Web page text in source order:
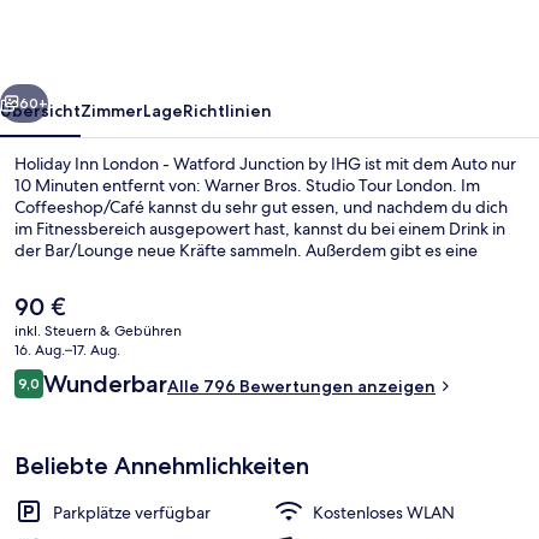
by
IHG
Weiter
60+
ÜbersichtZimmerLageRichtlinien
Holiday Inn London - Watford Junction by IHG ist mit dem Auto nur
10 Minuten entfernt von: Warner Bros. Studio Tour London. Im
Coffeeshop/Café kannst du sehr gut essen, und nachdem du dich
im Fitnessbereich ausgepowert hast, kannst du bei einem Drink in
der Bar/Lounge neue Kräfte sammeln. Außerdem gibt es eine
hilfsbereite Personal und das Frühstück sehr gut.
Der
aktuelle
Preis
beträgt
90 €.
90 €
inkl. Steuern & Gebühren
16. Aug.–17. Aug.
Bewertungen
9,09,0 von 10.
WunderbarAlle 796 Bewertungen anzeigen
Beliebte Annehmlichkeiten
Parkplätze verfügbar
Kostenloses WLAN